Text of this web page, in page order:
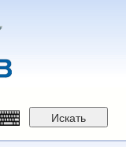
Искать